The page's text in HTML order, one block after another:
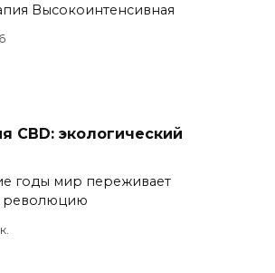
Высокоинтенсивная
CBD: экологический
годы мир переживает
революцию